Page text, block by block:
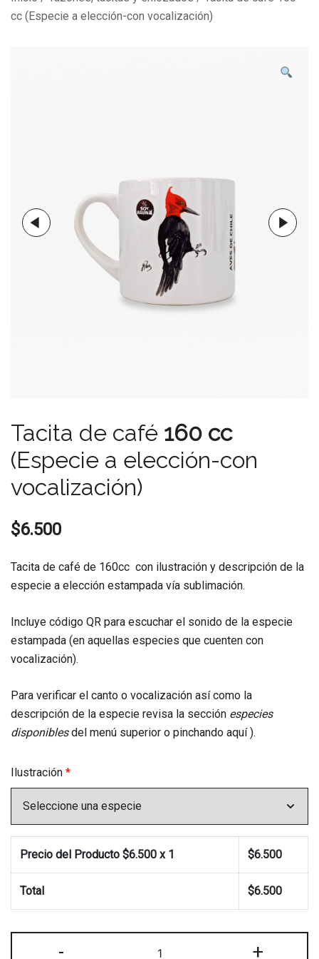
cc (Especie a elección-con vocalización)
Tacita de café 160 cc
(Especie a elección-con
vocalización)
$6.500
Tacita de café de 160cc con ilustración y descripción de la
especie a elección estampada vía sublimación.
Incluye código QR para escuchar el sonido de la especie
estampada (en aquellas especies que cuenten con
vocalización).
Para verificar el canto o vocalización así como la
descripción de la especie revisa la sección especies
disponiblesdel menú superior o pinchando aquí).
Ilustración *
Precio del Producto $6.500 x 1 $6.500
Total $6.500
- +